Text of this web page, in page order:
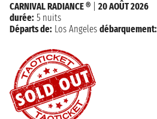
CARNIVAL RADIANCE ®
20 AOÛT 2026
durée: 5 nuits
Départs de: Los Angeles débarquement: